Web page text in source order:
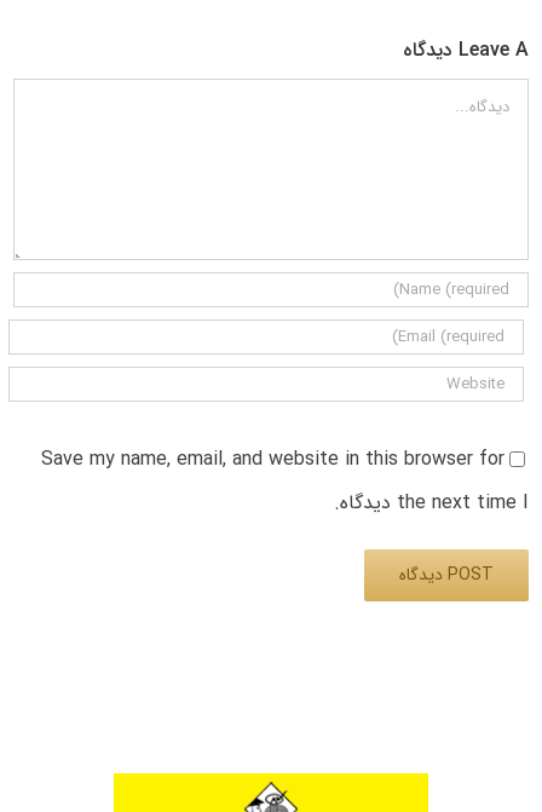
Leave A دیدگاه
دیدگاه
Save my name, email, and website in this browser for
the next time I دیدگاه.